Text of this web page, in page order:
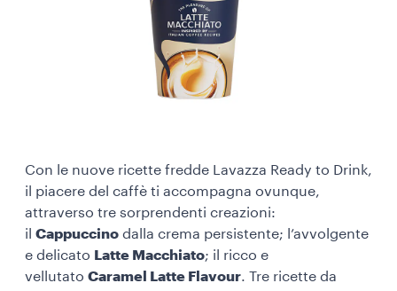
Con le nuove ricette fredde Lavazza Ready to Drink,
il piacere del caffè ti accompagna ovunque,
attraverso tre sorprendenti creazioni:
il Cappuccino dalla crema persistente; l’avvolgente
e delicato Latte Macchiato; il ricco e
vellutato Caramel Latte Flavour. Tre ricette da